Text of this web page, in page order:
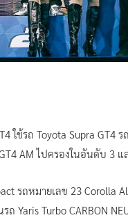
ใช้รถ Toyota Supra
AM ไปครองในอันดับ 3
รถหมายเลข 23 Corolla
Yaris Turbo CARBON